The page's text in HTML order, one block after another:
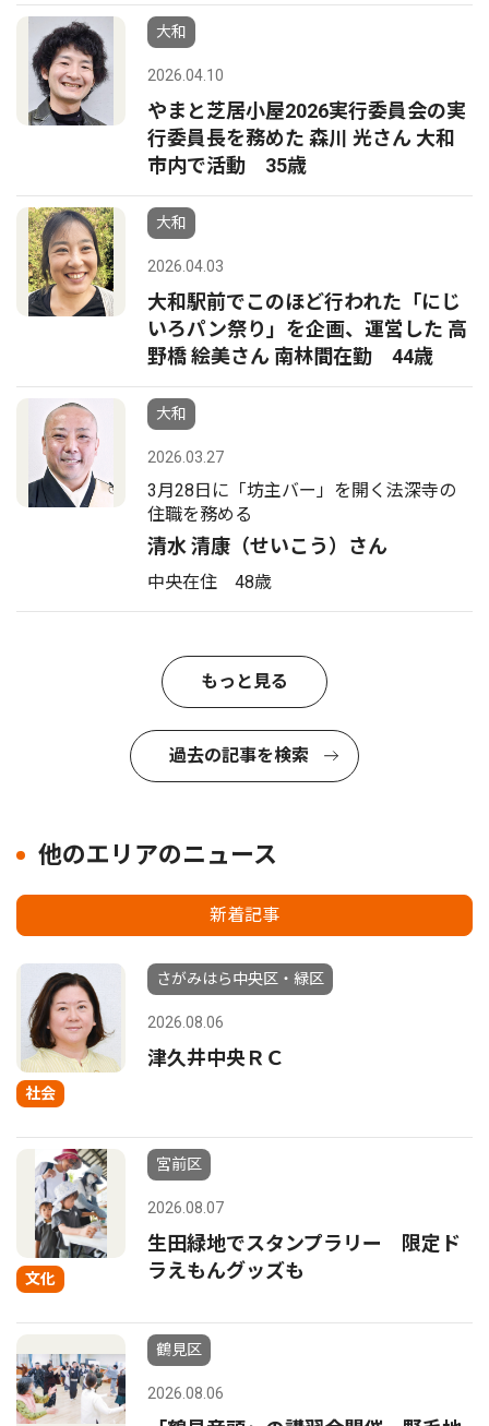
大和
2026.04.10
やまと芝居小屋2026実行委員会の実
行委員長を務めた 森川 光さん 大和
市内で活動 35歳
大和
2026.04.03
大和駅前でこのほど行われた「にじ
いろパン祭り」を企画、運営した 高
野橋 絵美さん 南林間在勤 44歳
大和
2026.03.27
3月28日に「坊主バー」を開く法深寺の
住職を務める
清水 清康（せいこう）さん
中央在住 48歳
もっと見る
過去の記事を検索
他のエリアのニュース
新着記事
社会
さがみはら中央区・緑区
2026.08.06
津久井中央ＲＣ
文化
宮前区
2026.08.07
生田緑地でスタンプラリー 限定ド
ラえもんグッズも
鶴見区
2026.08.06